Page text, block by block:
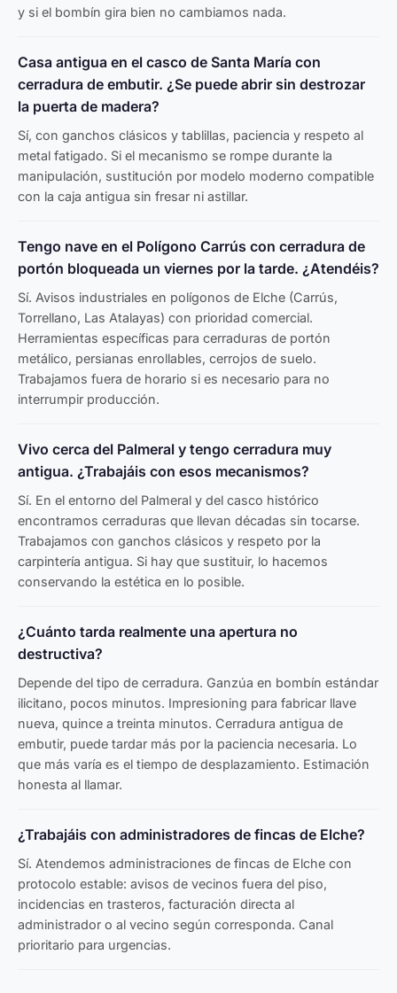
y si el bombín gira bien no cambiamos nada.
Casa antigua en el casco de Santa María con
cerradura de embutir. ¿Se puede abrir sin destrozar
la puerta de madera?
Sí, con ganchos clásicos y tablillas, paciencia y respeto al
metal fatigado. Si el mecanismo se rompe durante la
manipulación, sustitución por modelo moderno compatible
con la caja antigua sin fresar ni astillar.
Tengo nave en el Polígono Carrús con cerradura de
portón bloqueada un viernes por la tarde. ¿Atendéis?
Sí. Avisos industriales en polígonos de Elche (Carrús,
Torrellano, Las Atalayas) con prioridad comercial.
Herramientas específicas para cerraduras de portón
metálico, persianas enrollables, cerrojos de suelo.
Trabajamos fuera de horario si es necesario para no
interrumpir producción.
Vivo cerca del Palmeral y tengo cerradura muy
antigua. ¿Trabajáis con esos mecanismos?
Sí. En el entorno del Palmeral y del casco histórico
encontramos cerraduras que llevan décadas sin tocarse.
Trabajamos con ganchos clásicos y respeto por la
carpintería antigua. Si hay que sustituir, lo hacemos
conservando la estética en lo posible.
¿Cuánto tarda realmente una apertura no
destructiva?
Depende del tipo de cerradura. Ganzúa en bombín estándar
ilicitano, pocos minutos. Impresioning para fabricar llave
nueva, quince a treinta minutos. Cerradura antigua de
embutir, puede tardar más por la paciencia necesaria. Lo
que más varía es el tiempo de desplazamiento. Estimación
honesta al llamar.
¿Trabajáis con administradores de fincas de Elche?
Sí. Atendemos administraciones de fincas de Elche con
protocolo estable: avisos de vecinos fuera del piso,
incidencias en trasteros, facturación directa al
administrador o al vecino según corresponda. Canal
prioritario para urgencias.